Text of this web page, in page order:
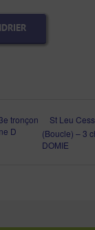
tronçon
D
St Leu
(Boucle) – 3
DOMIE